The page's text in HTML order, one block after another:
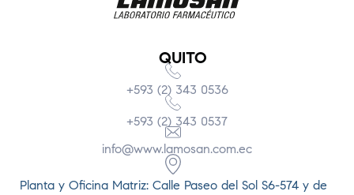
QUITO
+593 (2) 343 0536
+593 (2) 343 0537
info@www.lamosan.com.ec
Planta y Oficina Matriz: Calle Paseo del Sol S6-574 y de